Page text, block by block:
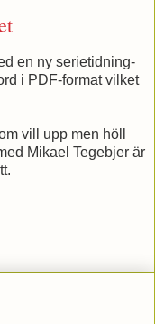
en ny serietidning-
i PDF-format vilket
vill upp men höll
Mikael Tegebjer är